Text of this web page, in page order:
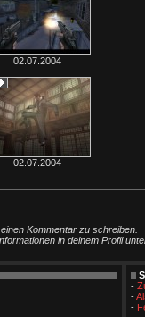
02.07.2004
02.07.2004
Kommentar zu schreiben.
in deinem Profil
-
-
-